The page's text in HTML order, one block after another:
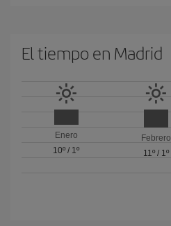
El tiempo en Madrid
Enero
10º / 1º
Febrero
11º/ 1º